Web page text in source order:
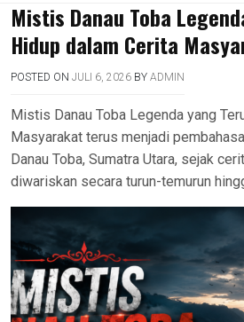
Mistis Danau Toba
Hidup dalam Cerita
POSTED ON JULI 6, 2026 BY ADMIN
Mistis Danau Toba Legenda yang
Masyarakat terus menjadi
Danau Toba, Sumatra Utara, sejak
diwariskan secara turun-temurun